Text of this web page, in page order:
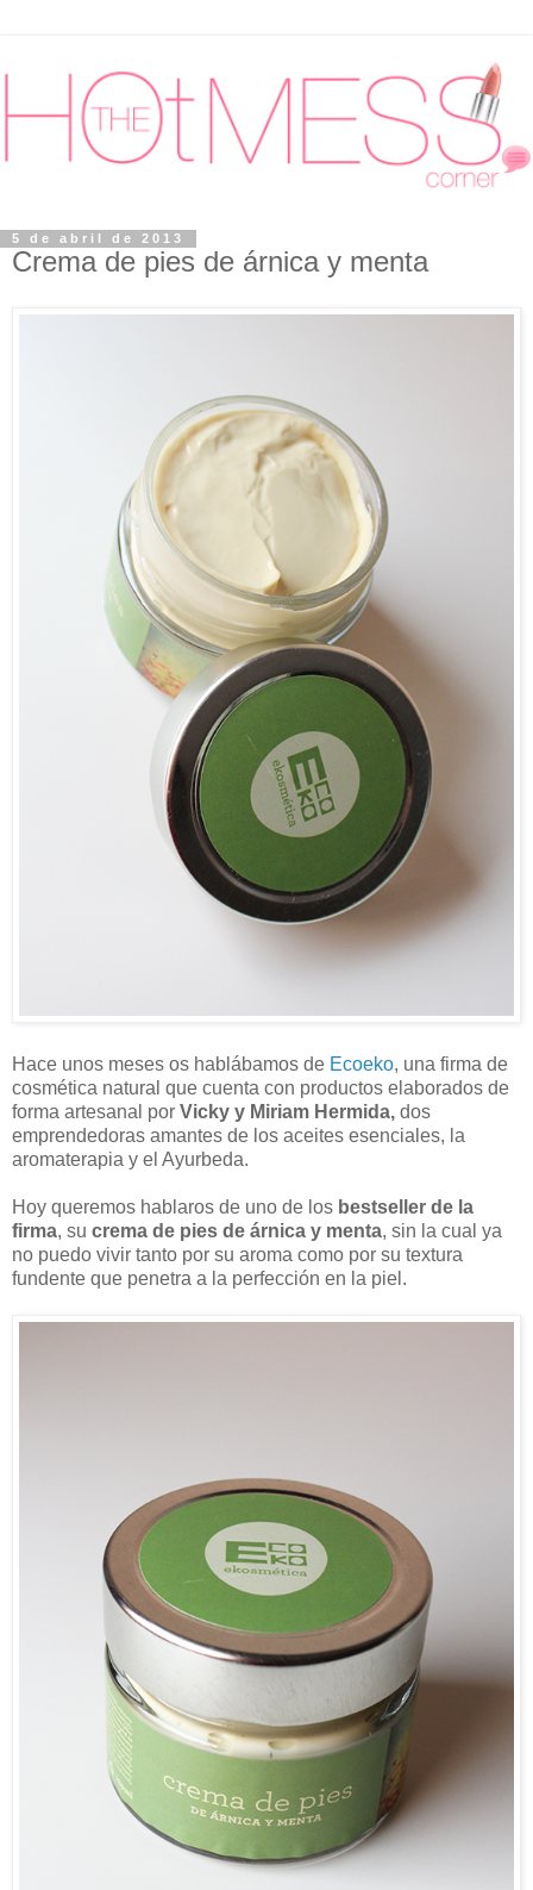
5 de abril de 2013
Crema de pies de árnica y menta
Hace unos meses os hablábamos de Ecoeko, una firma de
cosmética natural que cuenta con productos elaborados de
forma artesanal por Vicky y Miriam Hermida, dos
emprendedoras amantes de los aceites esenciales, la
aromaterapia y el Ayurbeda.
Hoy queremos hablaros de uno de los bestseller de la
firma, su crema de pies de árnica y menta, sin la cual ya
no puedo vivir tanto por su aroma como por su textura
fundente que penetra a la perfección en la piel.